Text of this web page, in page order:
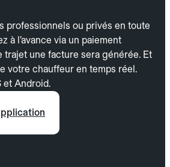
professionnels ou privés en toute
à l’avance via un paiement
trajet une facture sera générée. Et
votre chauffeur en temps réel.
et Android.